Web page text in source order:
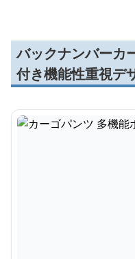
バックナンバーカ
付き機能性重視デ